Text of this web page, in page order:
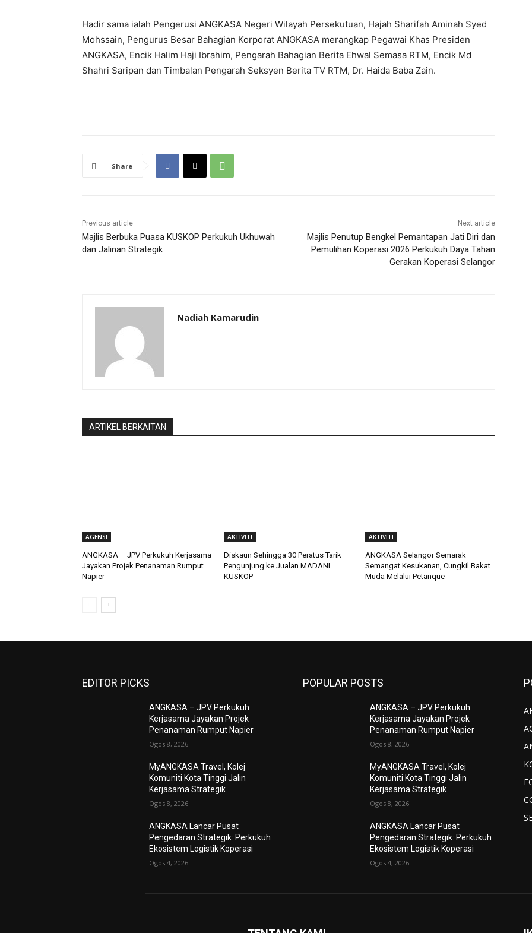
Hadir sama ialah Pengerusi ANGKASA Negeri Wilayah Persekutuan, Hajah Sharifah Aminah Syed
Mohssain, Pengurus Besar Bahagian Korporat ANGKASA merangkap Pegawai Khas Presiden
ANGKASA, Encik Halim Haji Ibrahim, Pengarah Bahagian Berita Ehwal Semasa RTM, Encik Md
Shahri Saripan dan Timbalan Pengarah Seksyen Berita TV RTM, Dr. Haida Baba Zain.
Share
Previous article
Majlis Berbuka Puasa KUSKOP Perkukuh Ukhuwah
dan Jalinan Strategik
Next article
Majlis Penutup Bengkel Pemantapan Jati Diri dan
Pemulihan Koperasi 2026 Perkukuh Daya Tahan
Gerakan Koperasi Selangor
Nadiah Kamarudin
ARTIKEL BERKAITAN
AGENSI
ANGKASA – JPV Perkukuh Kerjasama
Jayakan Projek Penanaman Rumput
Napier
AKTIVITI
Diskaun Sehingga 30 Peratus Tarik
Pengunjung ke Jualan MADANI
KUSKOP
AKTIVITI
ANGKASA Selangor Semarak
Semangat Kesukanan, Cungkil Bakat
Muda Melalui Petanque
EDITOR PICKS
ANGKASA – JPV Perkukuh
Kerjasama Jayakan Projek
Penanaman Rumput Napier
Ogos 8, 2026
MyANGKASA Travel, Kolej
Komuniti Kota Tinggi Jalin
Kerjasama Strategik
Ogos 8, 2026
ANGKASA Lancar Pusat
Pengedaran Strategik: Perkukuh
Ekosistem Logistik Koperasi
Ogos 4, 2026
POPULAR POSTS
ANGKASA – JPV Perkukuh
Kerjasama Jayakan Projek
Penanaman Rumput Napier
Ogos 8, 2026
MyANGKASA Travel, Kolej
Komuniti Kota Tinggi Jalin
Kerjasama Strategik
Ogos 8, 2026
ANGKASA Lancar Pusat
Pengedaran Strategik: Perkukuh
Ekosistem Logistik Koperasi
Ogos 4, 2026